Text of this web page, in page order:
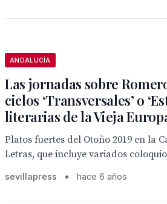
ANDALUCÍA
Las jornadas sobre
ciclos ‘Transversales’ o
literarias de la Vieja
Platos fuertes del Otoño 2019 en la
Letras, que incluye variados
sevillapress • hace 6 años